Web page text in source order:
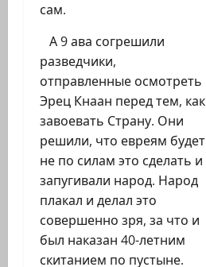
сам.
А 9 ава согрешили
разведчики,
отправленные осмотреть
Эрец Кнаан перед тем, как
завоевать Страну. Они
решили, что евреям будет
не по силам это сделать и
запугивали народ. Народ
плакал и делал это
совершенно зря, за что и
был наказан 40-летним
скитанием по пустыне.